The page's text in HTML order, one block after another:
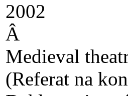
2002
Â
Medieval
(Referat na